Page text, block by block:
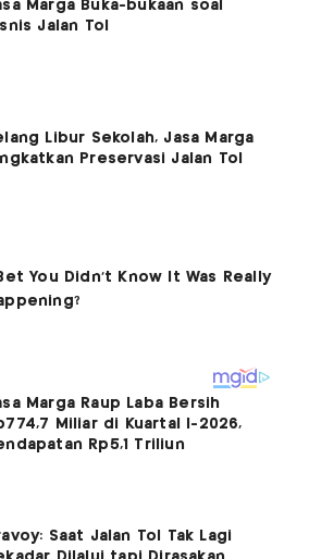
Marga Buka-bukaan soal
Jalan Tol
Libur Sekolah, Jasa Marga
Preservasi Jalan Tol
Marga Raup Laba Bersih
Miliar di Kuartal I-2026,
Rp5,1 Triliun
Saat Jalan Tol Tak Lagi